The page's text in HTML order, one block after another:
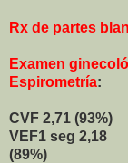
Rx de partes
Examen
Espirometría:
CVF 2,71 (93%)
VEF1 seg 2,18
(89%)